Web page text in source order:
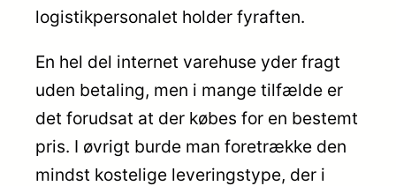
logistikpersonalet holder fyraften.
En hel del internet varehuse yder fragt
uden betaling, men i mange tilfælde er
det forudsat at der købes for en bestemt
pris. I øvrigt burde man foretrække den
mindst kostelige leveringstype, der i